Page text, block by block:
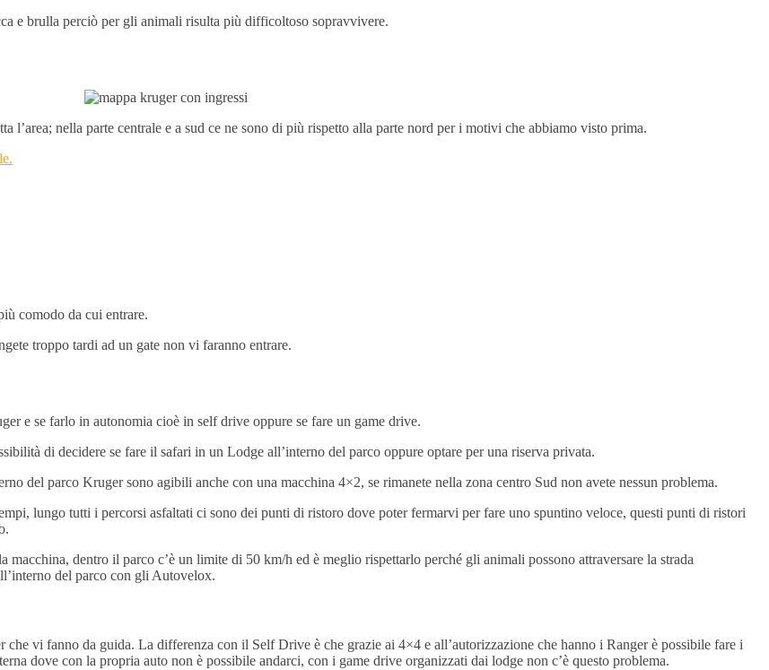
e brulla perciò per gli animali risulta più difficoltoso sopravvivere.
l’area; nella parte centrale e a sud ce ne sono di più rispetto alla parte nord per i motivi che abbiamo visto prima.
comodo da cui entrare.
troppo tardi ad un gate non vi faranno entrare.
e se farlo in autonomia cioè in self drive oppure se fare un game drive.
di decidere se fare il safari in un Lodge all’interno del parco oppure optare per una riserva privata.
del parco Kruger sono agibili anche con una macchina 4×2, se rimanete nella zona centro Sud non avete nessun problema.
lungo tutti i percorsi asfaltati ci sono dei punti di ristoro dove poter fermarvi per fare uno spuntino veloce, questi punti di ristori
dentro il parco c’è un limite di 50 km/h ed è meglio rispettarlo perché gli animali possono attraversare la strada
del parco con gli Autovelox.
vi fanno da guida. La differenza con il Self Drive è che grazie ai 4×4 e all’autorizzazione che hanno i Ranger è possibile fare i
dove con la propria auto non è possibile andarci, con i game drive organizzati dai lodge non c’è questo problema.